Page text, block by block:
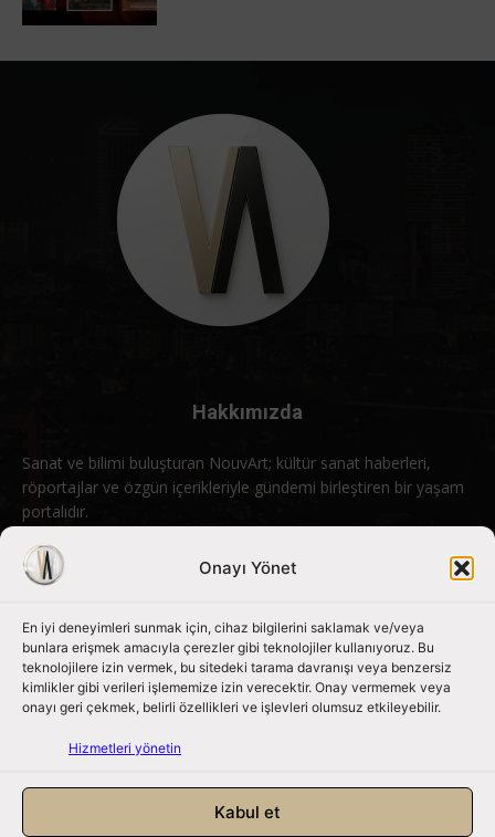
Onayı Yönet
En iyi deneyimleri sunmak için, cihaz bilgilerini saklamak ve/veya
bunlara erişmek amacıyla çerezler gibi teknolojiler kullanıyoruz. Bu
teknolojilere izin vermek, bu sitedeki tarama davranışı veya benzersiz
kimlikler gibi verileri işlememize izin verecektir. Onay vermemek veya
onayı geri çekmek, belirli özellikleri ve işlevleri olumsuz etkileyebilir.
Hizmetleri yönetin
Kabul et
Hakkımızda
Sanat ve bilimi buluşturan NouvArt; kültür sanat haberleri,
röportajlar ve özgün içerikleriyle gündemi birleştiren bir yaşam
portalıdır.
Bizimle iletişime geçin: info@nouvart.net
Bizi Takip Edin